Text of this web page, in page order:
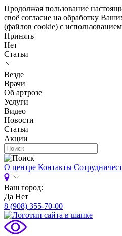
Продолжая пользование
своё согласие на обработку
(файлов cookie) с
Принять
Нет
Статьи
Везде
Врачи
Об артрозе
Услуги
Видео
Новости
Статьи
Акции
О центре Контакты
Ваш город:
Да Нет
8 (908) 355-70-00